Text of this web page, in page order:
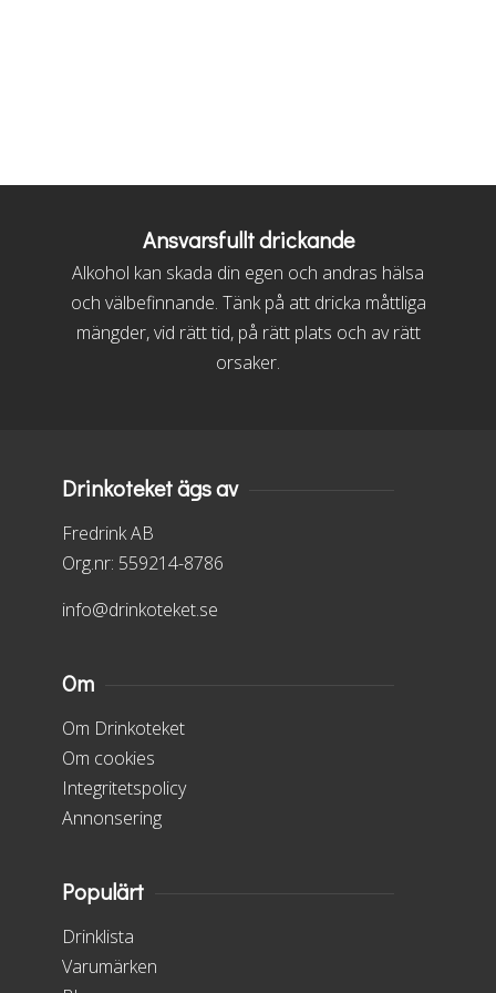
Ansvarsfullt drickande
Alkohol kan skada din egen och andras hälsa
och välbefinnande. Tänk på att dricka måttliga
mängder, vid rätt tid, på rätt plats och av rätt
orsaker.
Drinkoteket ägs av
Fredrink AB
Org.nr: 559214-8786
info@drinkoteket.se
Om
Om Drinkoteket
Om cookies
Integritetspolicy
Annonsering
Populärt
Drinklista
Varumärken